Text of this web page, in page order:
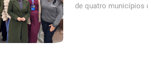
de quatro municípios